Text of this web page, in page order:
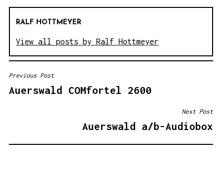
RALF HOTTMEYER
View all posts by Ralf Hottmeyer
B
E
Previous Post
Auerswald COMfortel 2600
Next Post
Auerswald a/b-Audiobox